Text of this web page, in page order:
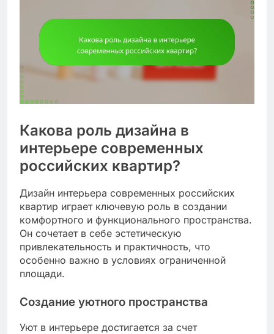
Какова роль дизайна в
интерьере современных
российских квартир?
Дизайн интерьера современных российских
квартир играет ключевую роль в создании
комфортного и функционального пространства.
Он сочетает в себе эстетическую
привлекательность и практичность, что
особенно важно в условиях ограниченной
площади.
Создание уютного пространства
Уют в интерьере достигается за счет